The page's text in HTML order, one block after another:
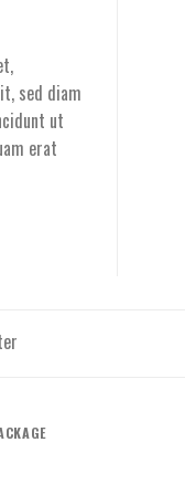
sed diam
ut
erat